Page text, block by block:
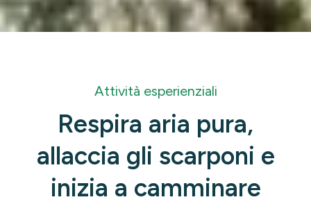
Attività esperienziali
Respira aria pura,
allaccia gli scarponi e
inizia a camminare